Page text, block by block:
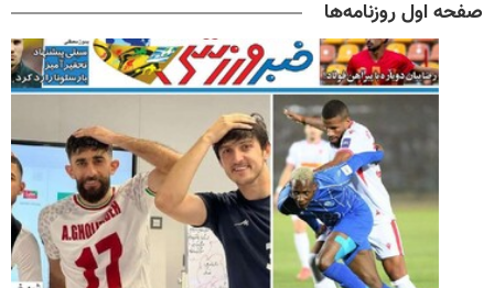
صفحه اول روزنامه‌ها